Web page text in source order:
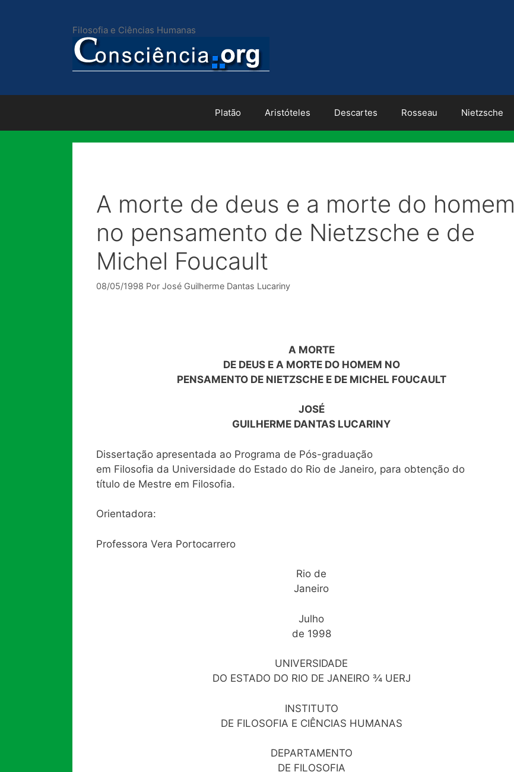
Filosofia e Ciências Humanas
Platão Aristóteles Descartes Rosseau Nietzsche
A morte de deus e a morte do homem
no pensamento de Nietzsche e de
Michel Foucault
08/05/1998 Por José Guilherme Dantas Lucariny
A MORTE
DE DEUS E A MORTE DO HOMEM NO
PENSAMENTO DE NIETZSCHE E DE MICHEL FOUCAULT
JOSÉ
GUILHERME DANTAS LUCARINY
Dissertação apresentada ao Programa de Pós-graduação
em Filosofia da Universidade do Estado do Rio de Janeiro, para obtenção do
título de Mestre em Filosofia.
Orientadora:
Professora Vera Portocarrero
Rio de
Janeiro
Julho
de 1998
UNIVERSIDADE
DO ESTADO DO RIO DE JANEIRO ¾ UERJ
INSTITUTO
DE FILOSOFIA E CIÊNCIAS HUMANAS
DEPARTAMENTO
DE FILOSOFIA